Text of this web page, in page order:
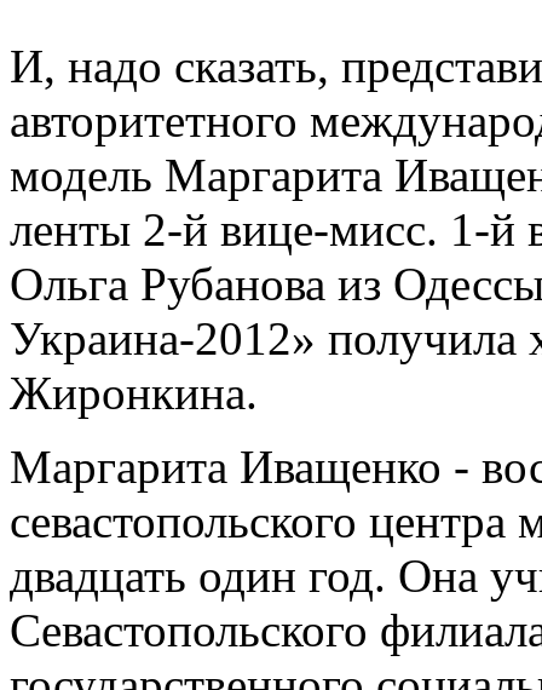
И, надо сказать,
авторитетного
модель Маргарита
ленты 2-й вице-мисс. 1-й
Ольга Рубанова из
Украина-2012» получила
Жиронкина.
Маргарита Иващенко -
севастопольского
двадцать один год. Она
Севастопольского